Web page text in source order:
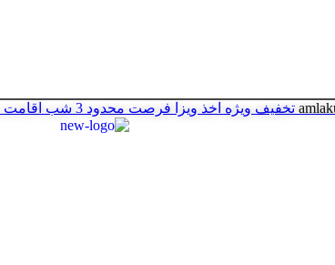
تخفیف ویژه اخذ ویزا فرصت محدود 3 شب اقامت رایگان هتل